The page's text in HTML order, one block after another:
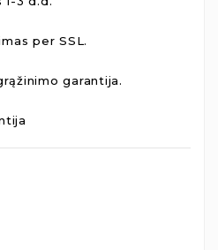
per SSL.
garantija.